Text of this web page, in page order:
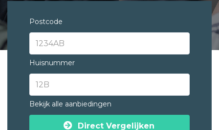
Postcode
Huisnummer
Bekijk alle aanbiedingen
Direct Vergelijken